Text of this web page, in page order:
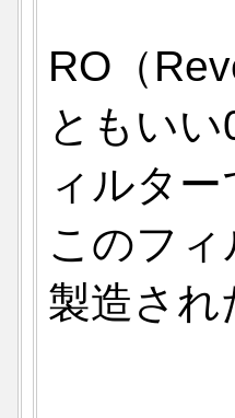
RO（
ともい
ィルタ
このフ
製造され